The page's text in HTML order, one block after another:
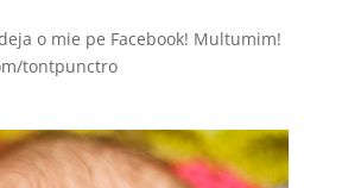
o mie pe Facebook! Multumim!
tontpunctro